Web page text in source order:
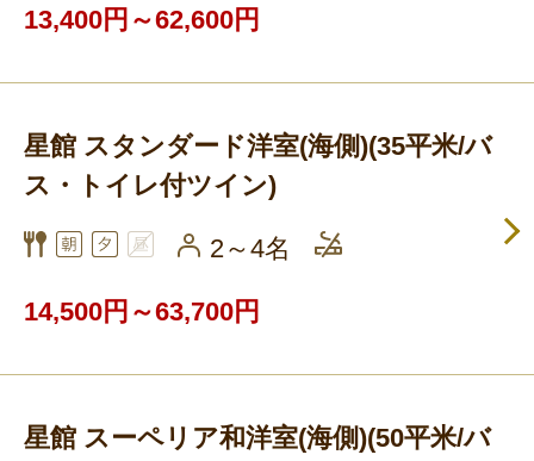
13,400円～62,600円
星館 スタンダード洋室(海側)(35平米/バ
ス・トイレ付ツイン)
2～4名
14,500円～63,700円
星館 スーペリア和洋室(海側)(50平米/バ